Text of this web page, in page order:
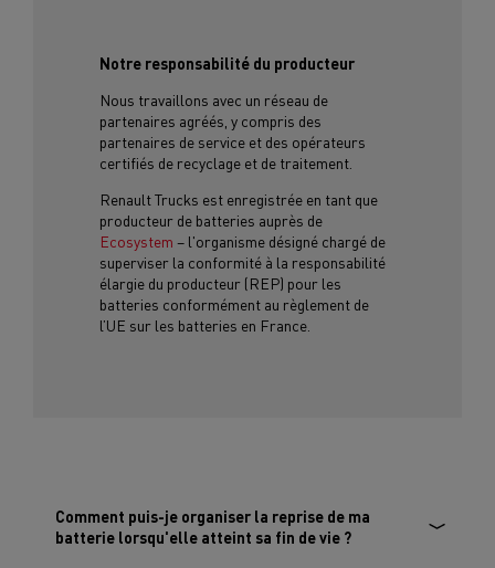
Notre responsabilité du producteur
Nous travaillons avec un réseau de
partenaires agréés, y compris des
partenaires de service et des opérateurs
certifiés de recyclage et de traitement.
Renault Trucks est enregistrée en tant que
producteur de batteries auprès de
Ecosystem – l'organisme désigné chargé de
superviser la conformité à la responsabilité
élargie du producteur (REP) pour les
batteries conformément au règlement de
l’UE sur les batteries en France.
Comment puis-je organiser la reprise de ma
batterie lorsqu'elle atteint sa fin de vie ?